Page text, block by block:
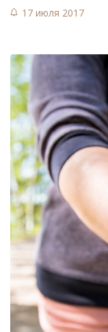
17 июля 2017